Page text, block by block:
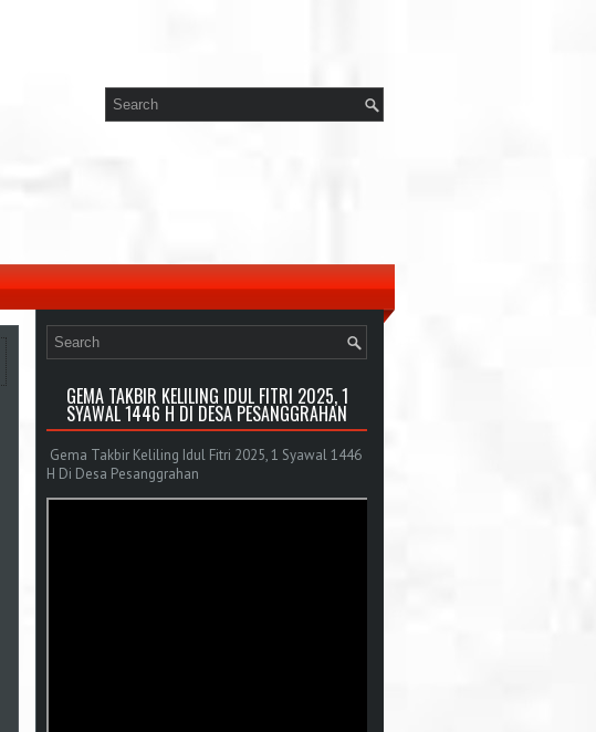
GEMA TAKBIR KELILING IDUL FITRI 2025, 1
SYAWAL 1446 H DI DESA PESANGGRAHAN
Gema Takbir Keliling Idul Fitri 2025, 1 Syawal 1446
H Di Desa Pesanggrahan